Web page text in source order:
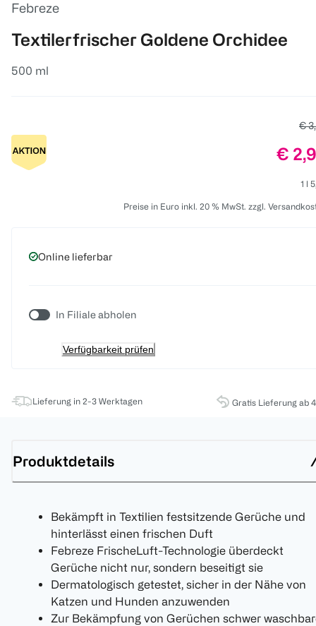
Febreze
Textilerfrischer Goldene Orchidee
500 ml
€
€
1 l
Preise in Euro inkl. 20 % MwSt. zzgl.
Online lieferbar
In Filiale abholen
Verfügbarkeit prüfen
Lieferung in 2-3 Werktagen Gratis Lieferung ab
Produktdetails
Bekämpft in Textilien festsitzende Gerüche und
hinterlässt einen frischen Duft
Febreze FrischeLuft-Technologie überdeckt
Gerüche nicht nur, sondern beseitigt sie
Dermatologisch getestet, sicher in der Nähe von
Katzen und Hunden anzuwenden
Zur Bekämpfung von Gerüchen schwer